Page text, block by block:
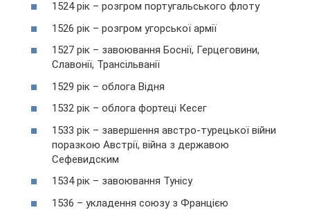
1524 рік – розгром португальського флоту
1526 рік – розгром угорської армії
1527 рік – завоювання Боснії, Герцеговини,
Славонії, Трансільванії
1529 рік – облога Відня
1532 рік – облога фортеці Кесег
1533 рік – завершення австро-турецької війни
поразкою Австрії, війна з державою
Сефевидским
1534 рік – завоювання Тунісу
1536 – укладення союзу з Францією